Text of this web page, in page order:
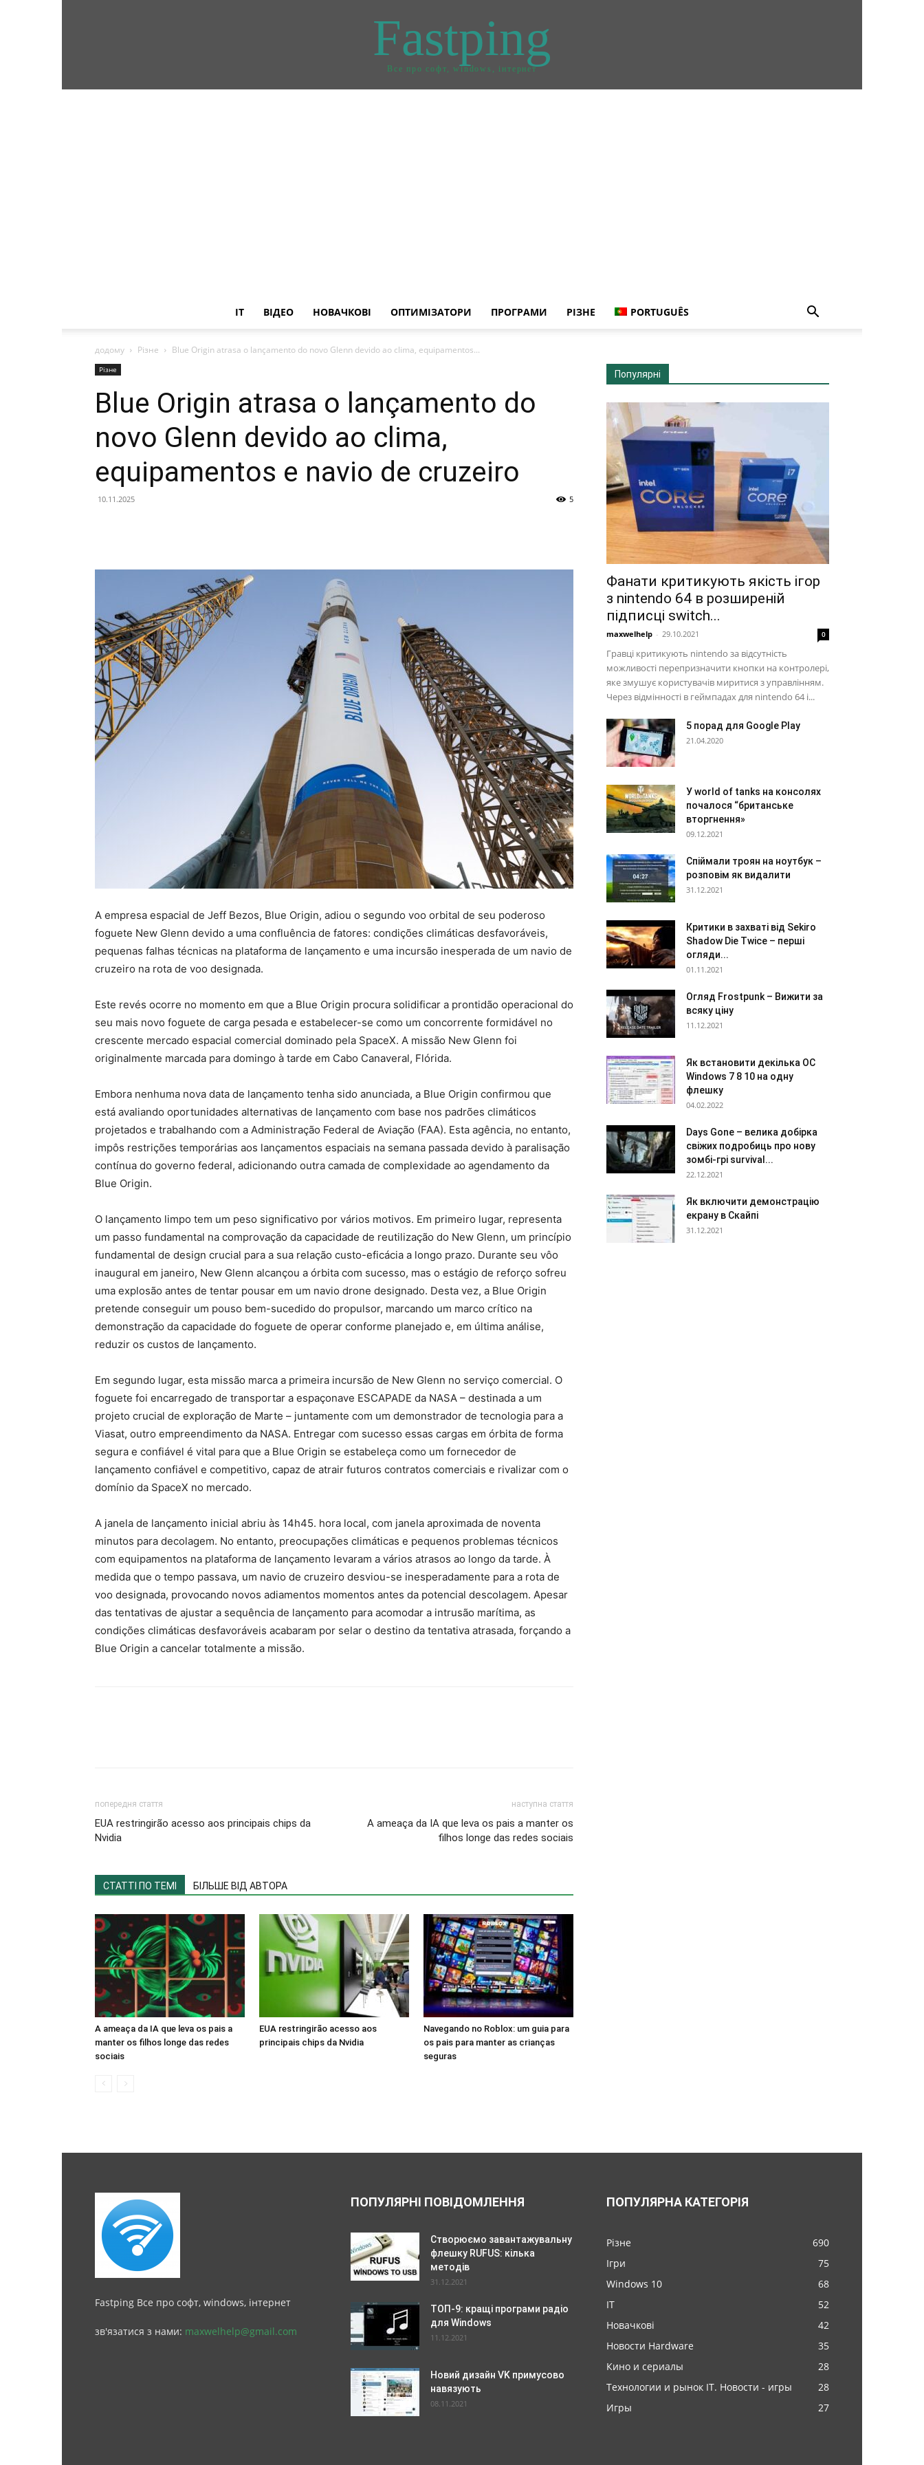
Fastping
Все про софт, windows, інтернет
IT ВІДЕО НОВАЧКОВІ ОПТИМІЗАТОРИ ПРОГРАМИ РІЗНЕ PORTUGUÊS
додому Різне Blue Origin atrasa o lançamento do novo Glenn devido ao clima, equipamentos...
Різне
Blue Origin atrasa o lançamento do
novo Glenn devido ao clima,
equipamentos e navio de cruzeiro
10.11.2025 5
A empresa espacial de Jeff Bezos, Blue Origin, adiou o segundo voo orbital de seu poderoso
foguete New Glenn devido a uma confluência de fatores: condições climáticas desfavoráveis,
pequenas falhas técnicas na plataforma de lançamento e uma incursão inesperada de um navio de
cruzeiro na rota de voo designada.
Este revés ocorre no momento em que a Blue Origin procura solidificar a prontidão operacional do
seu mais novo foguete de carga pesada e estabelecer-se como um concorrente formidável no
crescente mercado espacial comercial dominado pela SpaceX. A missão New Glenn foi
originalmente marcada para domingo à tarde em Cabo Canaveral, Flórida.
Embora nenhuma nova data de lançamento tenha sido anunciada, a Blue Origin confirmou que
está avaliando oportunidades alternativas de lançamento com base nos padrões climáticos
projetados e trabalhando com a Administração Federal de Aviação (FAA). Esta agência, no entanto,
impôs restrições temporárias aos lançamentos espaciais na semana passada devido à paralisação
contínua do governo federal, adicionando outra camada de complexidade ao agendamento da
Blue Origin.
O lançamento limpo tem um peso significativo por vários motivos. Em primeiro lugar, representa
um passo fundamental na comprovação da capacidade de reutilização do New Glenn, um princípio
fundamental de design crucial para a sua relação custo-eficácia a longo prazo. Durante seu vôo
inaugural em janeiro, New Glenn alcançou a órbita com sucesso, mas o estágio de reforço sofreu
uma explosão antes de tentar pousar em um navio drone designado. Desta vez, a Blue Origin
pretende conseguir um pouso bem-sucedido do propulsor, marcando um marco crítico na
demonstração da capacidade do foguete de operar conforme planejado e, em última análise,
reduzir os custos de lançamento.
Em segundo lugar, esta missão marca a primeira incursão de New Glenn no serviço comercial. O
foguete foi encarregado de transportar a espaçonave ESCAPADE da NASA – destinada a um
projeto crucial de exploração de Marte – juntamente com um demonstrador de tecnologia para a
Viasat, outro empreendimento da NASA. Entregar com sucesso essas cargas em órbita de forma
segura e confiável é vital para que a Blue Origin se estabeleça como um fornecedor de
lançamento confiável e competitivo, capaz de atrair futuros contratos comerciais e rivalizar com o
domínio da SpaceX no mercado.
A janela de lançamento inicial abriu às 14h45. hora local, com janela aproximada de noventa
minutos para decolagem. No entanto, preocupações climáticas e pequenos problemas técnicos
com equipamentos na plataforma de lançamento levaram a vários atrasos ao longo da tarde. À
medida que o tempo passava, um navio de cruzeiro desviou-se inesperadamente para a rota de
voo designada, provocando novos adiamentos momentos antes da potencial descolagem. Apesar
das tentativas de ajustar a sequência de lançamento para acomodar a intrusão marítima, as
condições climáticas desfavoráveis ​​acabaram por selar o destino da tentativa atrasada, forçando a
Blue Origin a cancelar totalmente a missão.
попередня стаття
EUA restringirão acesso aos principais chips da
Nvidia
наступна стаття
A ameaça da IA que leva os pais a manter os
filhos longe das redes sociais
СТАТТІ ПО ТЕМІ БІЛЬШЕ ВІД АВТОРА
A ameaça da IA que leva os pais a
manter os filhos longe das redes
sociais
EUA restringirão acesso aos
principais chips da Nvidia
Navegando no Roblox: um guia para
os pais para manter as crianças
seguras
Популярні
Фанати критикують якість ігор
з nintendo 64 в розширеній
підписці switch...
maxwelhelp - 29.10.2021 0
Гравці критикують nintendo за відсутність
можливості перепризначити кнопки на контролері,
яке змушує користувачів миритися з управлінням.
Через відмінності в геймпадах для nintendo 64 і...
5 порад для Google Play
21.04.2020
У world of tanks на консолях
почалося “британське
вторгнення»
09.12.2021
Спіймали троян на ноутбук –
розповім як видалити
31.12.2021
Критики в захваті від Sekiro
Shadow Die Twice – перші
огляди...
01.11.2021
Огляд Frostpunk – Вижити за
всяку ціну
11.12.2021
Як встановити декілька ОС
Windows 7 8 10 на одну
флешку
04.02.2022
Days Gone – велика добірка
свіжих подробиць про нову
зомбі-грі survival...
22.12.2021
Як включити демонстрацію
екрану в Скайпі
31.12.2021
Fastping Все про софт, windows, інтернет
зв'язатися з нами: maxwelhelp@gmail.com
ПОПУЛЯРНІ ПОВІДОМЛЕННЯ
Створюємо завантажувальну
флешку RUFUS: кілька
методів
31.12.2021
ТОП-9: кращі програми радіо
для Windows
11.12.2021
Новий дизайн VK примусово
навязують
08.11.2021
ПОПУЛЯРНА КАТЕГОРІЯ
Різне
690
Ігри
75
Windows 10
68
IT
52
Новачкові
42
Новости Hardware
35
Кино и сериалы
28
Технологии и рынок IT. Новости - игры
28
Игры
27